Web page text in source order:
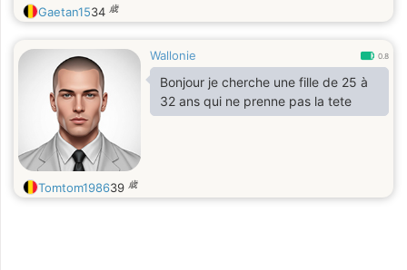
Gaetan1534 歳
Wallonie 0.8
Bonjour je cherche une fille de 25 à
32 ans qui ne prenne pas la tete
Tomtom198639 歳